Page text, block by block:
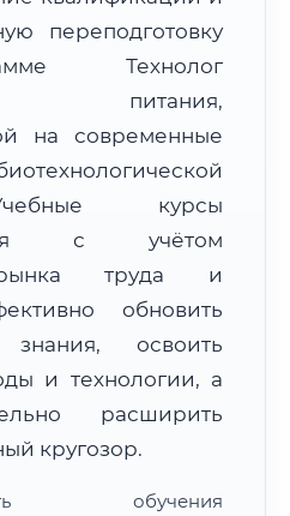
4–6 рабочих дней
увеличения и просмотра
переподготовку
Технолог
питания,
на современные
курсы
с учётом
труда и
обновить
знания, освоить
и технологии, а
расширить
кругозор.
обучения